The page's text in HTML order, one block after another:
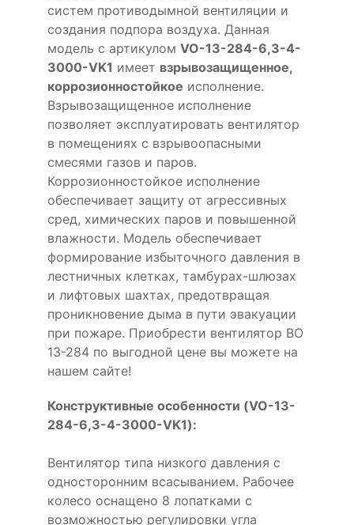
систем противодымной вентиляции и
создания подпора воздуха. Данная
модель с артикулом VO-13-284-6,3-4-
3000-VK1 имеет взрывозащищенное,
коррозионностойкое исполнение.
Взрывозащищенное исполнение
позволяет эксплуатировать вентилятор
в помещениях с взрывоопасными
смесями газов и паров.
Коррозионностойкое исполнение
обеспечивает защиту от агрессивных
сред, химических паров и повышенной
влажности. Модель обеспечивает
формирование избыточного давления в
лестничных клетках, тамбурах-шлюзах
и лифтовых шахтах, предотвращая
проникновение дыма в пути эвакуации
при пожаре. Приобрести вентилятор ВО
13-284 по выгодной цене вы можете на
нашем сайте!
Конструктивные особенности (VO-13-
284-6,3-4-3000-VK1):
Вентилятор типа низкого давления с
односторонним всасыванием. Рабочее
колесо оснащено 8 лопатками с
возможностью регулировки угла